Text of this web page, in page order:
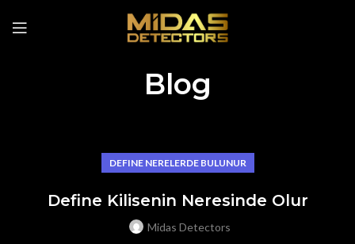
Blog
DEFINE NERELERDE BULUNUR
Define Kilisenin Neresinde Olur
Midas Detectors